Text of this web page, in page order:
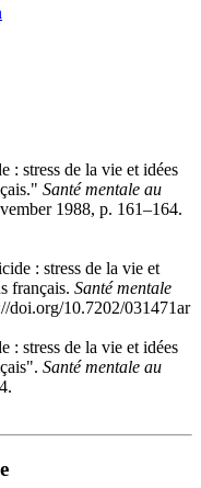
: stress de la vie et idées
Santé mentale au
1988, p. 161–164.
: stress de la vie et
français. Santé mentale
doi.org/10.7202/031471ar
: stress de la vie et idées
Santé mentale au